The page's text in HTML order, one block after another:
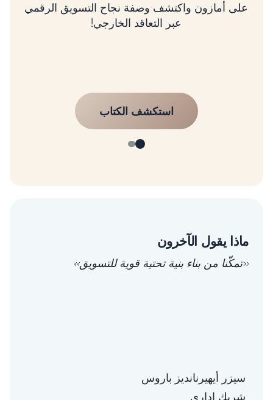
على أمازون واكتشف وصفة نجاح التسويق الرقمي
عبر التعاقد الخارجي!
استكشف الكتاب
ماذا يقول الآخرون
«تمكّنا من بناء بنية تحتية قوية للتسويق»
سيزر أيهيرنانديز باروس
شريك إداري